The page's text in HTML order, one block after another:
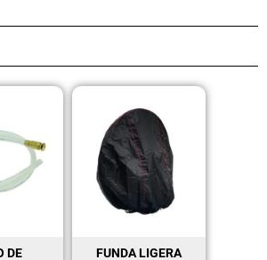
DE FUNDA LIGERA